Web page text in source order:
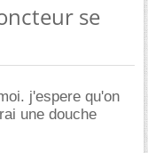
se
j'espere qu'on
une douche